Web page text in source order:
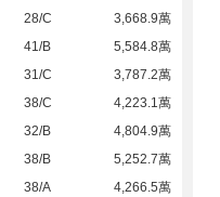
28/C
3,668.9萬
41/B
5,584.8萬
31/C
3,787.2萬
38/C
4,223.1萬
32/B
4,804.9萬
38/B
5,252.7萬
38/A
4,266.5萬